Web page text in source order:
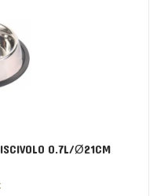
0.7L/Ø21CM